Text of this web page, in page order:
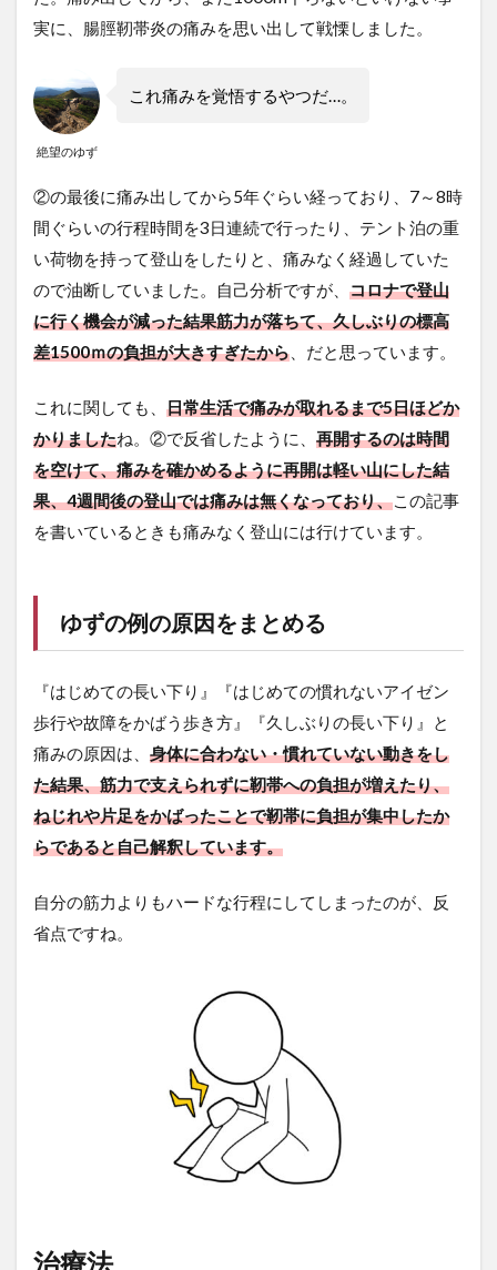
実に、腸脛靭帯炎の痛みを思い出して戦慄しました。
絶望のゆず
これ痛みを覚悟するやつだ…。
②の最後に痛み出してから5年ぐらい経っており、7～8時
間ぐらいの行程時間を3日連続で行ったり、テント泊の重
い荷物を持って登山をしたりと、痛みなく経過していた
ので油断していました。自己分析ですが、 コロナで登山
に行く機会が減った結果筋力が落ちて、久しぶりの標高
差1500ｍの負担が大きすぎたから 、だと思っています。
これに関しても、 日常生活で痛みが取れるまで5日ほどか
かりましたね。②で反省したように、 再開するのは時間
を空けて、痛みを確かめるように再開は軽い山にした結
果、4週間後の登山では痛みは無くなっており、この記事
を書いているときも痛みなく登山には行けています。
ゆずの例の原因をまとめる
『はじめての長い下り』『はじめての慣れないアイゼン
歩行や故障をかばう歩き方』『久しぶりの長い下り』と
痛みの原因は、 身体に合わない・慣れていない動きをし
た結果、筋力で支えられずに靭帯への負担が増えたり、
ねじれや片足をかばったことで靭帯に負担が集中したか
らであると自己解釈しています。
自分の筋力よりもハードな行程にしてしまったのが、反
省点ですね。
治療法